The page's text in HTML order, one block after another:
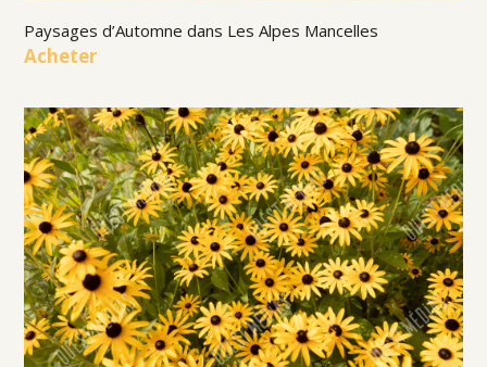
Paysages d’Automne dans Les Alpes Mancelles
Acheter